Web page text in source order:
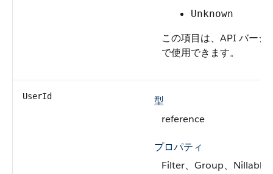
Unknown
この項目は、API バージ
で使用できます。
UserId
型
reference
プロパティ
Filter、Group、Nillable